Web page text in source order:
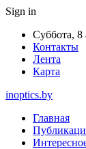
Sign in
Суббота, 8
Контакты
Лента
Карта
inoptics.by
Главная